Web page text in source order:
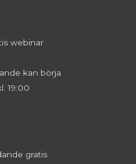
webinar
kan börja
19:00
gratis